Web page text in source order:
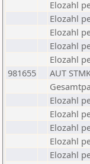
Elozahl
Elozahl
Elozahl
Elozahl
Elozahl
981655
AUT
Elozahl
Elozahl
Elozahl
Elozahl
Elozahl